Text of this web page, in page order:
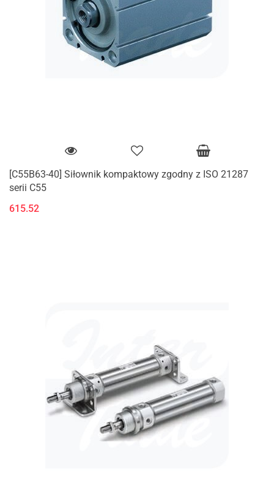
[C55B63-40] Siłownik kompaktowy zgodny z ISO 21287
serii C55
615.52